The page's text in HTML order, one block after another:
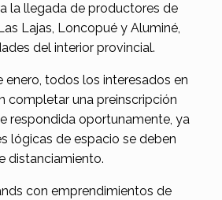
la llegada de productores de
Lajas, Loncopué y Aluminé,
del interior provincial.
enero, todos los interesados en
completar una preinscripción
respondida oportunamente, ya
lógicas de espacio se deben
distanciamiento.
con emprendimientos de